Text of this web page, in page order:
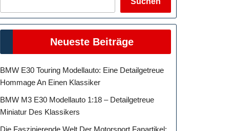
Neueste Beiträge
BMW E30 Touring Modellauto: Eine Detailgetreue
Hommage An Einen Klassiker
BMW M3 E30 Modellauto 1:18 – Detailgetreue
Miniatur Des Klassikers
Die Faszinierende Welt Der Motorsport Fanartikel: